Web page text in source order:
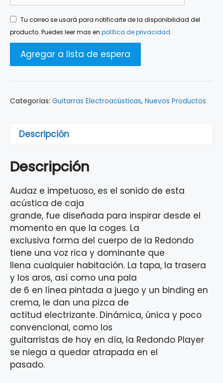
Tu correo se usará para notificarte de la disponibilidad del
producto. Puedes leer mas en política de privacidad.
Categorías: Guitarras Electroacústicas, Nuevos Productos
Descripción
Descripción
Audaz e impetuoso, es el sonido de esta
acústica de caja
grande, fue diseñada para inspirar desde el
momento en que la coges. La
exclusiva forma del cuerpo de la Redondo
tiene una voz rica y dominante que
llena cualquier habitación. La tapa, la trasera
y los aros, así como una pala
de 6 en línea pintada a juego y un binding en
crema, le dan una pizca de
actitud electrizante. Dinámica, única y poco
convencional, como los
guitarristas de hoy en día, la Redondo Player
se niega a quedar atrapada en el
pasado.